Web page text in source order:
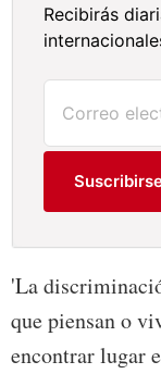
Recibirás
'La
que piensan o
encontrar lugar